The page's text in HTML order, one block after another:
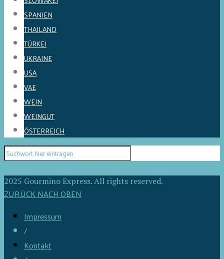
SPANIEN
THAILAND
TÜRKEI
UKRAINE
USA
VAE
WEIN
WEINGUT
ÖSTERREICH
2025 Gourmino Express. All rights reserved.
ZURÜCK NACH OBEN
Impressum
/
Kontakt